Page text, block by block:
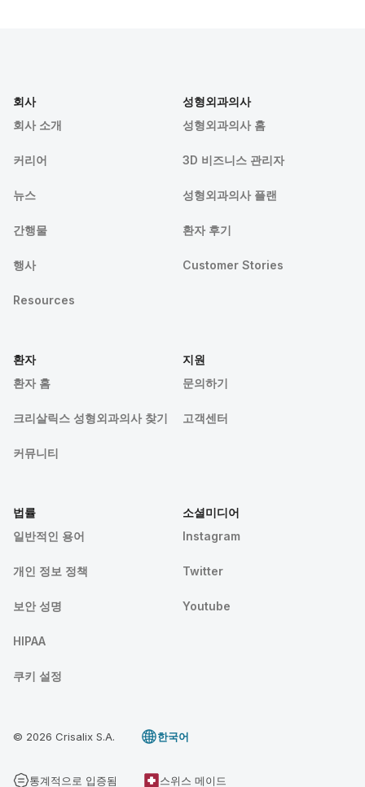
회사
회사 소개
커리어
뉴스
간행물
행사
Resources
성형외과의사
성형외과의사 홈
3D 비즈니스 관리자
성형외과의사 플랜
환자 후기
Customer Stories
환자
환자 홈
크리살릭스 성형외과의사 찾기
커뮤니티
지원
문의하기
고객센터
법률
일반적인 용어
개인 정보 정책
보안 성명
HIPAA
쿠키 설정
소셜미디어
Instagram
Twitter
Youtube
© 2026 Crisalix S.A. 한국어
통계적으로 입증됨 스위스 메이드